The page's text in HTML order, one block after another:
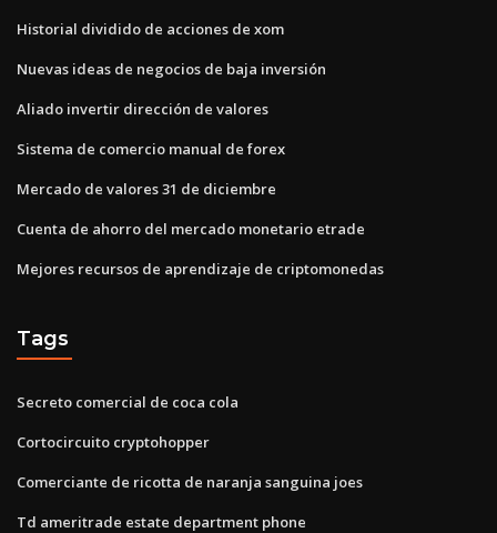
Historial dividido de acciones de xom
Nuevas ideas de negocios de baja inversión
Aliado invertir dirección de valores
Sistema de comercio manual de forex
Mercado de valores 31 de diciembre
Cuenta de ahorro del mercado monetario etrade
Mejores recursos de aprendizaje de criptomonedas
Tags
Secreto comercial de coca cola
Cortocircuito cryptohopper
Comerciante de ricotta de naranja sanguina joes
Td ameritrade estate department phone